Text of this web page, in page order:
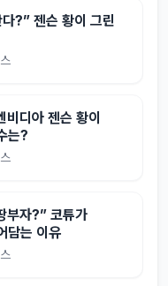
?” 젠슨 황이 그린
디아 젠슨 황이
는?
부자?” 코튜가
담는 이유